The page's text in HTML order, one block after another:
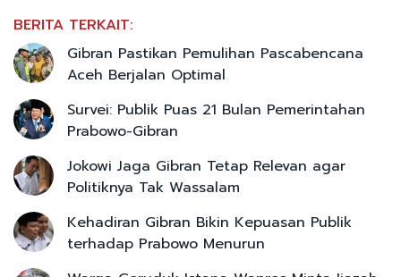
BERITA TERKAIT:
Gibran Pastikan Pemulihan Pascabencana
Aceh Berjalan Optimal
Survei: Publik Puas 21 Bulan Pemerintahan
Prabowo-Gibran
Jokowi Jaga Gibran Tetap Relevan agar
Politiknya Tak Wassalam
Kehadiran Gibran Bikin Kepuasan Publik
terhadap Prabowo Menurun